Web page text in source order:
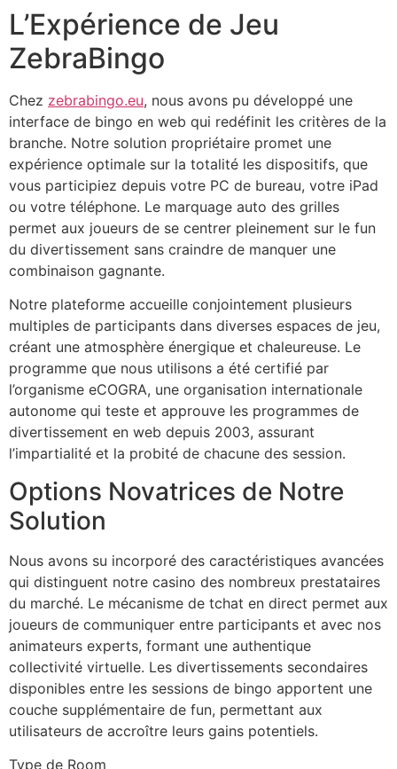
L’Expérience de Jeu
ZebraBingo
Chez zebrabingo.eu, nous avons pu développé une
interface de bingo en web qui redéfinit les critères de la
branche. Notre solution propriétaire promet une
expérience optimale sur la totalité les dispositifs, que
vous participiez depuis votre PC de bureau, votre iPad
ou votre téléphone. Le marquage auto des grilles
permet aux joueurs de se centrer pleinement sur le fun
du divertissement sans craindre de manquer une
combinaison gagnante.
Notre plateforme accueille conjointement plusieurs
multiples de participants dans diverses espaces de jeu,
créant une atmosphère énergique et chaleureuse. Le
programme que nous utilisons a été certifié par
l’organisme eCOGRA, une organisation internationale
autonome qui teste et approuve les programmes de
divertissement en web depuis 2003, assurant
l’impartialité et la probité de chacune des session.
Options Novatrices de Notre
Solution
Nous avons su incorporé des caractéristiques avancées
qui distinguent notre casino des nombreux prestataires
du marché. Le mécanisme de tchat en direct permet aux
joueurs de communiquer entre participants et avec nos
animateurs experts, formant une authentique
collectivité virtuelle. Les divertissements secondaires
disponibles entre les sessions de bingo apportent une
couche supplémentaire de fun, permettant aux
utilisateurs de accroître leurs gains potentiels.
Type de Room